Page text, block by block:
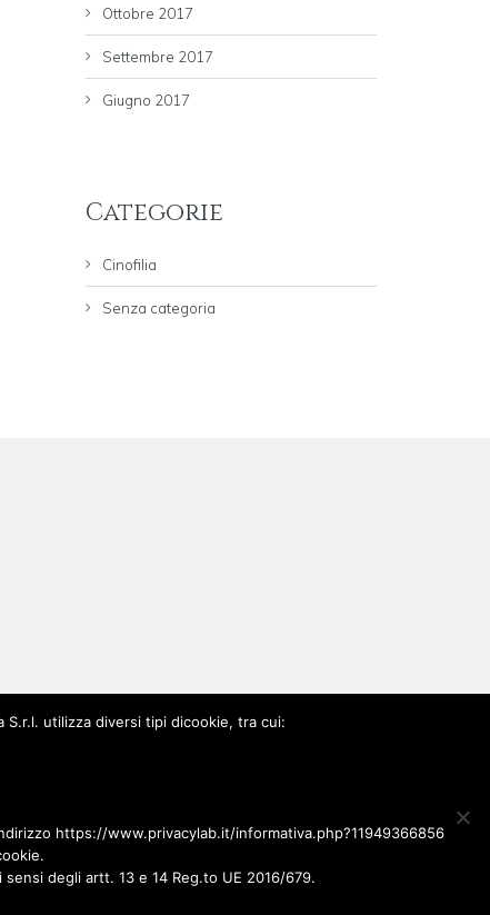
Ottobre 2017
Settembre 2017
Giugno 2017
Categorie
Cinofilia
Senza categoria
utilizza diversi tipi dicookie, tra cui:
https://www.privacylab.it/informativa.php?11949366856
degli artt. 13 e 14 Reg.to UE 2016/679.